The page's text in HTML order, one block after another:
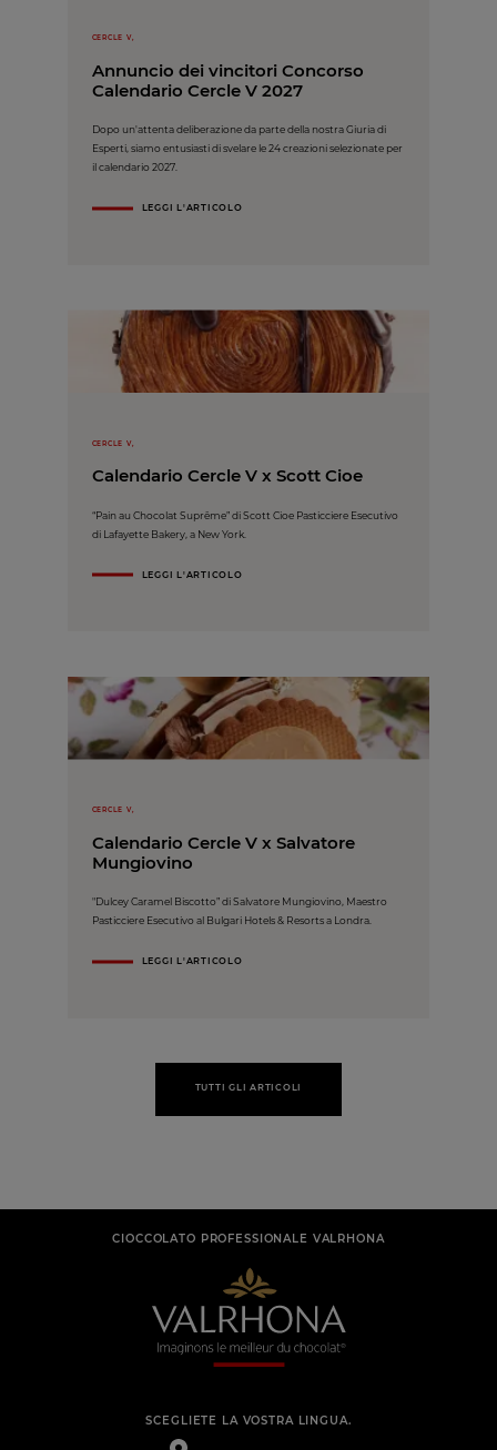
CERCLE V,
Annuncio dei vincitori Concorso
Calendario Cercle V 2027
Dopo un'attenta deliberazione da parte della nostra Giuria di
Esperti, siamo entusiasti di svelare le 24 creazioni selezionate per
il calendario 2027.
LEGGI L'ARTICOLO
CERCLE V,
Calendario Cercle V x Scott Cioe
“Pain au Chocolat Suprême” di Scott Cioe Pasticciere Esecutivo
di Lafayette Bakery, a New York.
LEGGI L'ARTICOLO
CERCLE V,
Calendario Cercle V x Salvatore
Mungiovino
"Dulcey Caramel Biscotto” di Salvatore Mungiovino, Maestro
Pasticciere Esecutivo al Bulgari Hotels & Resorts a Londra.
LEGGI L'ARTICOLO
TUTTI GLI ARTICOLI
CIOCCOLATO PROFESSIONALE VALRHONA
SCEGLIETE LA VOSTRA LINGUA.